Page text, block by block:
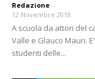
Redazione -
12 Novembre 2018
A scuola da attori del
Valle e Glauco Mauri.
studenti delle...